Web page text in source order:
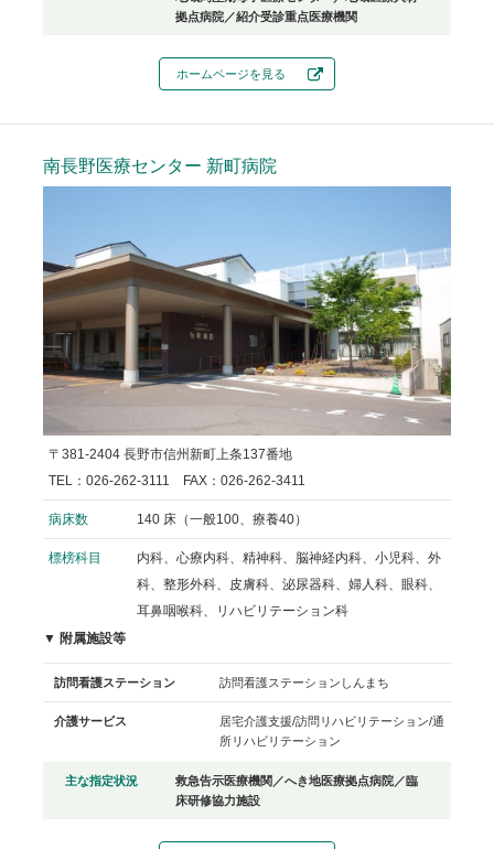
拠点病院／紹介受診重点医療機関
ホームページを見る
南長野医療センター 新町病院
〒381-2404 長野市信州新町上条137番地
TEL：026-262-3111 FAX：026-262-3411
病床数 140 床（一般100、療養40）
標榜科目
内科、心療内科、精神科、脳神経内科、小児科、外
科、整形外科、皮膚科、泌尿器科、婦人科、眼科、
耳鼻咽喉科、リハビリテーション科
▼ 附属施設等
訪問看護ステーション 訪問看護ステーションしんまち
介護サービス
居宅介護支援/訪問リハビリテーション/通
所リハビリテーション
主な指定状況
救急告示医療機関／へき地医療拠点病院／臨
床研修協力施設